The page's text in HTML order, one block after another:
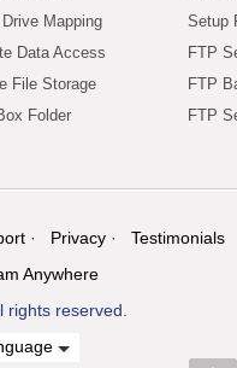
Mapping
Data Access
File Storage
Folder
Setup
FTP
FTP
FTP
Privacy
Testimonials
Anywhere
rights reserved.